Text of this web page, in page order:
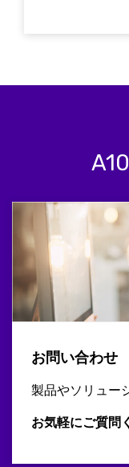
お問い合わせ
製品やソリュー
お気軽にご質問